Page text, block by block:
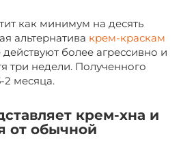
как минимум на десять
альтернатива крем-краскам
действуют более агрессивно и
три недели. Полученного
2 месяца.
крем-хна и
от обычной